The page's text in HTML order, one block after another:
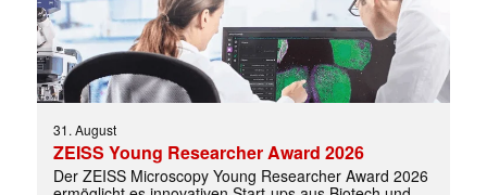
31. August
ZEISS Young Researcher Award 2026
Der ZEISS Microscopy Young Researcher Award 2026